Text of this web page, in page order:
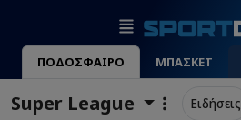
ΠΟΔΟΣΦΑΙΡΟ ΜΠΑΣΚΕΤ
Super League Ειδήσεις